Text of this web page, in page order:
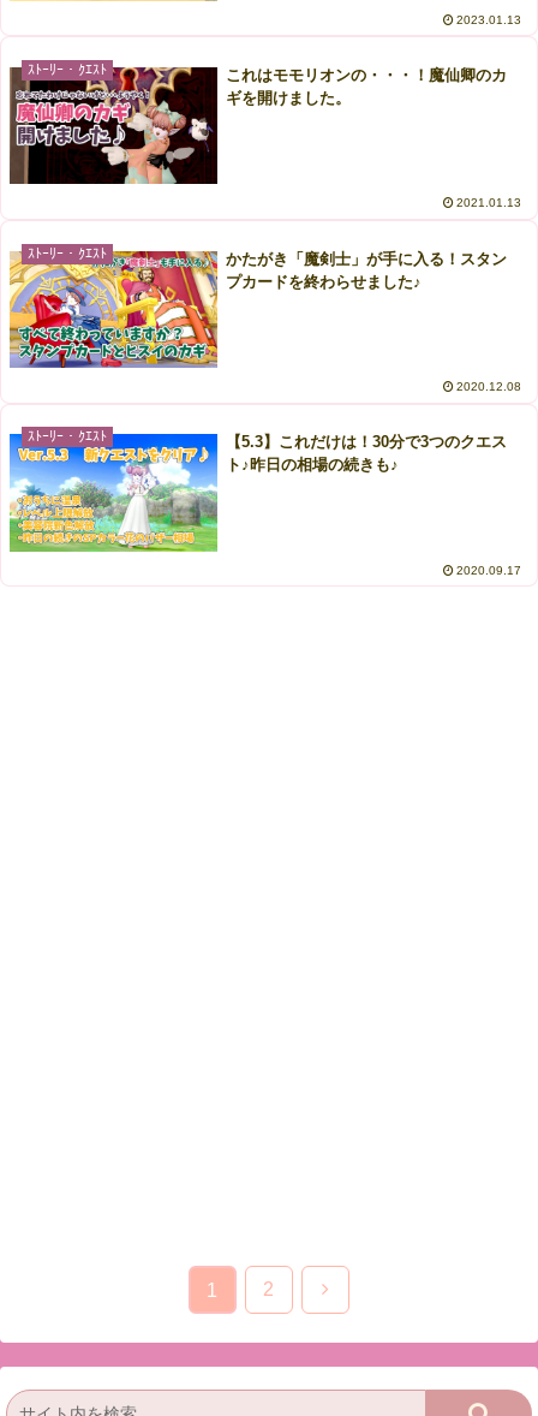
2023.01.13
ｽﾄｰﾘｰ・ｸｴｽﾄ
これはモモリオンの・・・！魔仙卿のカ
ギを開けました。
2021.01.13
ｽﾄｰﾘｰ・ｸｴｽﾄ
かたがき「魔剣士」が手に入る！スタン
プカードを終わらせました♪
2020.12.08
ｽﾄｰﾘｰ・ｸｴｽﾄ
【5.3】これだけは！30分で3つのクエス
ト♪昨日の相場の続きも♪
2020.09.17
1 2 次